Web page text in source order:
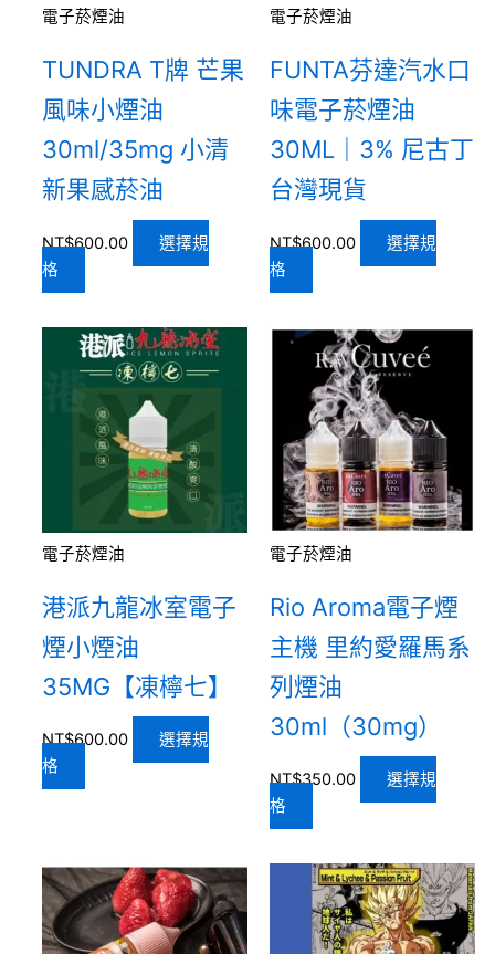
電子菸煙油
TUNDRA T牌 芒果
風味小煙油
30ml/35mg 小清
新果感菸油
NT$600.00
選擇規
格
電子菸煙油
FUNTA芬達汽水口
味電子菸煙油
30ML｜3% 尼古丁
台灣現貨
NT$600.00
選擇規
格
電子菸煙油
港派九龍冰室電子
煙小煙油
35MG【凍檸七】
NT$600.00
選擇規
格
電子菸煙油
Rio Aroma電子煙
主機 里約愛羅馬系
列煙油
30ml（30mg）
NT$350.00
選擇規
格